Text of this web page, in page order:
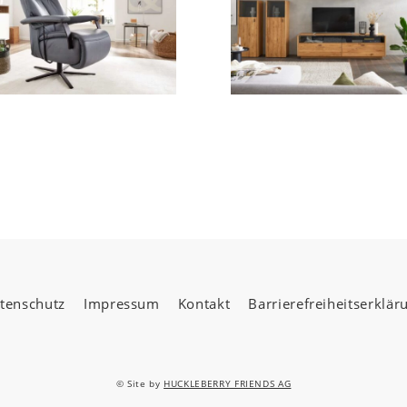
Impressum Kontakt
© Site by HUCKLEBERRY FRIENDS AG